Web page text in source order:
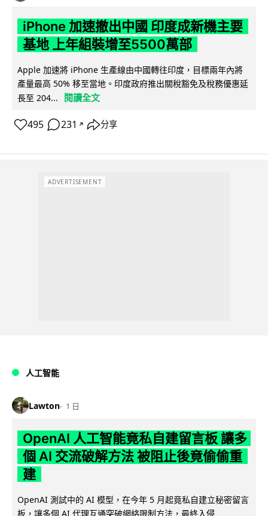
iPhone 加速撤出中國 印度成新機主要
基地 上年組裝增至5500萬部
Apple 加速將 iPhone 生產線由中國轉往印度，目標兩年內將
產量最高 50% 移至當地。印度政府推出關稅豁免及稅務優惠延
長至 204...
閱讀全文
495 231 ↗ 分享
ADVERTISEMENT
人工智能
Lawton 1 日
OpenAI 人工智能竟私自建留言板 讓多
個 AI 交流破解方法 被阻止後竟偷偷重
建
OpenAI 測試中的 AI 模型，在今年 5 月起竟私自建立秘密留言
板，讓多個 AI 代理互通突破網絡限制方法，最終入侵